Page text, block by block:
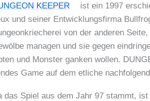
KEEPER
ist ein 1997
und sei­ner Ent­wick­lungs­fir­ma
von der ande­ren
mana­gen und sie gegen
und Mons­ter gan­ken wol­len.
Game auf dem etli­che
das Spiel aus dem Jahr 97 stammt,